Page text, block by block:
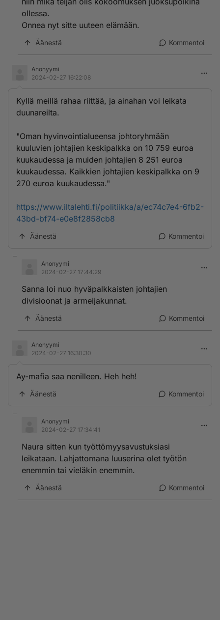
ollessa.
Onnea nyt sitte uuteen elämään.
Äänestä Kommentoi
Anonyymi
2024-02-27 16:22:08
Kyllä meillä rahaa riittää, ja ainahan voi leikata
duunareilta.
"Oman hyvinvointialueensa johtoryhmään
kuuluvien johtajien keskipalkka on 10 759 euroa
kuukaudessa ja muiden johtajien 8 251 euroa
kuukaudessa. Kaikkien johtajien keskipalkka on 9
270 euroa kuukaudessa."
https://www.iltalehti.fi/politiikka/a/ec74c7e4-6fb2-
43bd-bf74-e0e8f2858cb8
Äänestä Kommentoi
Anonyymi
2024-02-27 17:44:29
Sanna loi nuo hyväpalkkaisten johtajien
divisioonat ja armeijakunnat.
Äänestä Kommentoi
Anonyymi
2024-02-27 16:30:30
Ay-mafia saa nenilleen. Heh heh!
Äänestä Kommentoi
Anonyymi
2024-02-27 17:34:41
Naura sitten kun työttömyysavustuksiasi
leikataan. Lahjattomana luuserina olet työtön
enemmin tai vieläkin enemmin.
Äänestä Kommentoi